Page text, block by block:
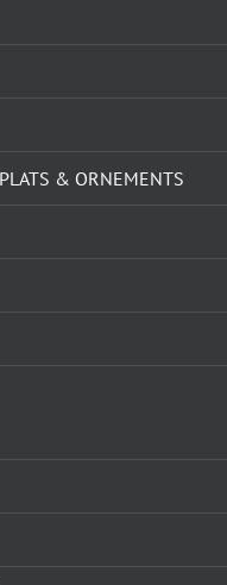
& ORNEMENTS